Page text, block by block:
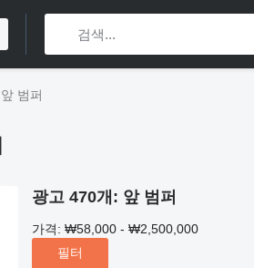
앞 범퍼
광고 470개: 앞 범퍼
가격: ₩58,000 - ₩2,500,000
필터